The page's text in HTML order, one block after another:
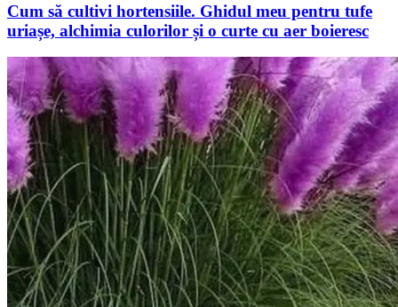
Cum să cultivi hortensiile. Ghidul meu pentru tufe
uriașe, alchimia culorilor și o curte cu aer boieresc